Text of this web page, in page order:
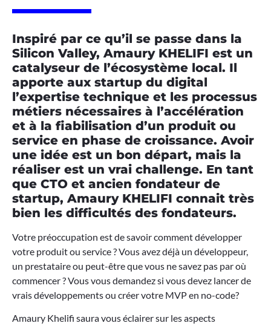
Inspiré par ce qu’il se passe dans la
Silicon Valley, Amaury KHELIFI est un
catalyseur de l’écosystème local. Il
apporte aux startup du digital
l’expertise technique et les processus
métiers nécessaires à l’accélération
et à la fiabilisation d’un produit ou
service en phase de croissance. Avoir
une idée est un bon départ, mais la
réaliser est un vrai challenge. En tant
que CTO et ancien fondateur de
startup, Amaury KHELIFI connait très
bien les difficultés des fondateurs.
Votre préoccupation est de savoir comment développer
votre produit ou service ? Vous avez déjà un développeur,
un prestataire ou peut-être que vous ne savez pas par où
commencer ? Vous vous demandez si vous devez lancer de
vrais développements ou créer votre MVP en no-code?
Amaury Khelifi saura vous éclairer sur les aspects